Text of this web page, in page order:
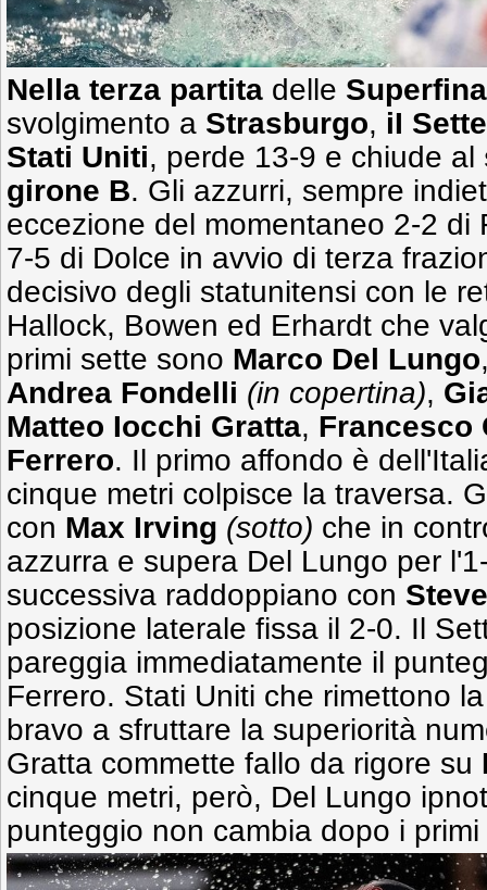
Nella terza partita delle
svolgimento a Strasburgo, iI
Stati Uniti, perde 13-9 e chiude al
girone B. Gli azzurri, sempre
eccezione del momentaneo 2-2 di
7-5 di Dolce in avvio di terza
decisivo degli statunitensi con le
Hallock, Bowen ed Erhardt che
primi sette sono Marco Del Lungo
Andrea Fondelli (in copertina),
Matteo Iocchi Gratta, Francesco
Ferrero. Il primo affondo è
cinque metri colpisce la traversa.
con Max Irving (sotto) che in
azzurra e supera Del Lungo per
successiva raddoppiano con
posizione laterale fissa il 2-0. Il
pareggia immediatamente il
Ferrero. Stati Uniti che rimettono
bravo a sfruttare la superiorità
Gratta commette fallo da rigore su
cinque metri, però, Del Lungo
punteggio non cambia dopo i